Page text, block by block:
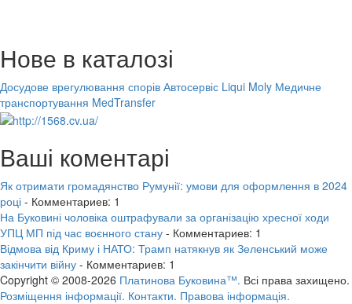
Нове в каталозі
Досудове врегулювання спорів Автосервіс Liqui Moly Медичне
транспортування MedTransfer
Ваші коментарі
Як отримати громадянство Румунії: умови для оформлення в 2024
році - Комментариев: 1
На Буковині чоловіка оштрафували за організацію хресної ходи
УПЦ МП під час воєнного стану - Комментариев: 1
Відмова від Криму і НАТО: Трамп натякнув як Зеленський може
закінчити війну - Комментариев: 1
Copyright © 2008-2026 Платинова Буковина™. Всі права захищено.
Розміщення інформації. Контакти. Правова інформація.